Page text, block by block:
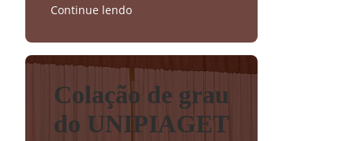
Continue lendo
Colação de grau
do UNIPIAGET